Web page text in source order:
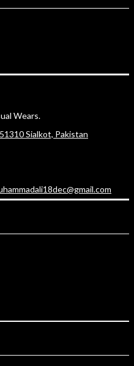
Wears.
Sialkot, Pakistan